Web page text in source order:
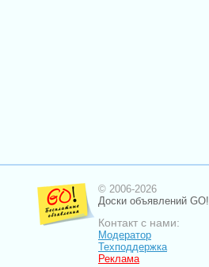
© 2006-2026
Доски объявлений GO!
Контакт с нами:
Модератор
Техподдержка
Реклама